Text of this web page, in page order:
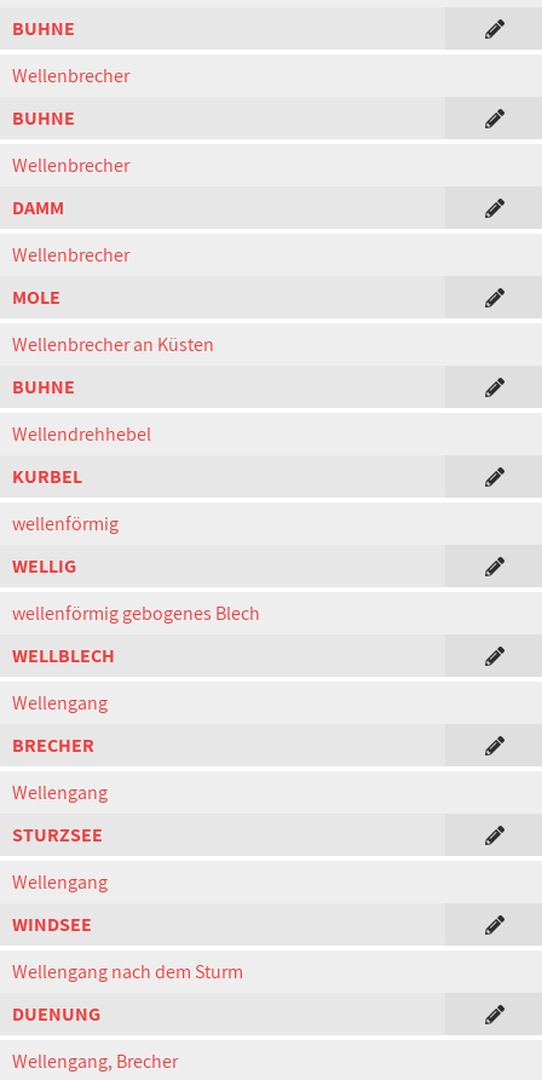
BUHNE
Wellenbrecher
BUHNE
Wellenbrecher
DAMM
Wellenbrecher
MOLE
Wellenbrecher an Küsten
BUHNE
Wellendrehhebel
KURBEL
wellenförmig
WELLIG
wellenförmig gebogenes Blech
WELLBLECH
Wellengang
BRECHER
Wellengang
STURZSEE
Wellengang
WINDSEE
Wellengang nach dem Sturm
DUENUNG
Wellengang, Brecher